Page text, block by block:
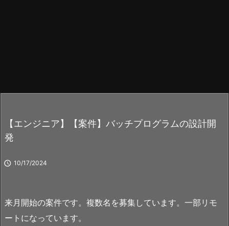
【エンジニア】【案件】バッチプログラムの設計開
発
 10/17/2024
来月開始の案件です。複数名を募集しています。一部リモ
ートになっています。